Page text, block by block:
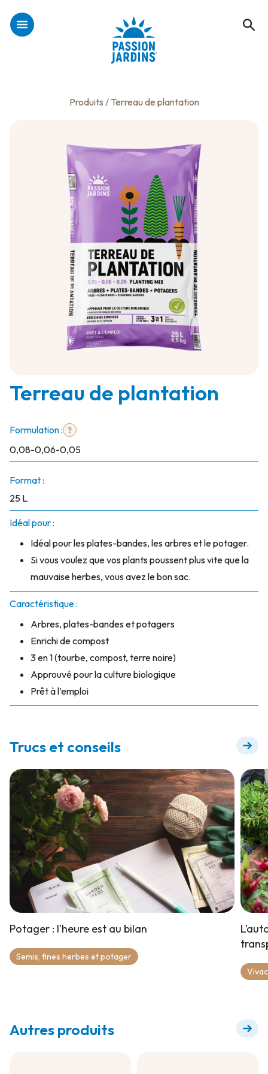
Produits / Terreau de plantation
Terreau de plantation
Formulation :
0,06
0,05
0,08-0,06-0,05
Format :
25 L
Idéal pour :
Idéal pour les plates-bandes, les arbres et le potager.
Si vous voulez que vos plants poussent plus vite que la
mauvaise herbes, vous avez le bon sac.
Caractéristique :
Arbres, plates-bandes et potagers
Enrichi de compost
3 en 1 (tourbe, compost, terre noire)
Approuvé pour la culture biologique
Prêt à l’emploi
Trucs et conseils
Potager : l'heure est au bilan
Semis, fines herbes et potager
Autres produits